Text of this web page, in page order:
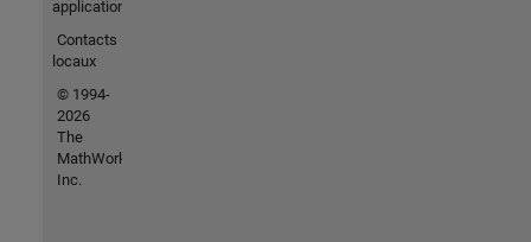
applications
Contacts
locaux
© 1994-
2026
The
MathWorks,
Inc.